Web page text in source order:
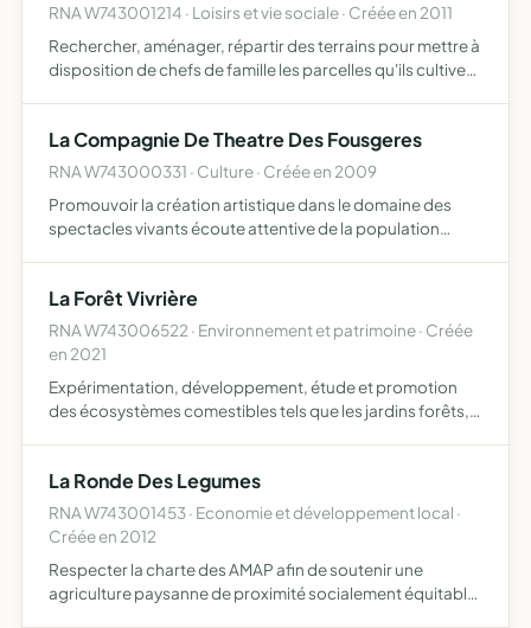
RNA W743001214 · Loisirs et vie sociale · Créée en 2011
Rechercher, aménager, répartir des terrains pour mettre à
disposition de chefs de famille les parcelles qu'ils cultivent
La Compagnie De Theatre Des Fousgeres
RNA W743000331 · Culture · Créée en 2009
Promouvoir la création artistique dans le domaine des
spectacles vivants écoute attentive de la population
La Forêt Vivrière
RNA W743006522 · Environnement et patrimoine · Créée
en 2021
Expérimentation, développement, étude et promotion
des écosystèmes comestibles tels que les jardins forêts,
La Ronde Des Legumes
RNA W743001453 · Economie et développement local ·
Créée en 2012
Respecter la charte des AMAP afin de soutenir une
agriculture paysanne de proximité socialement équitable